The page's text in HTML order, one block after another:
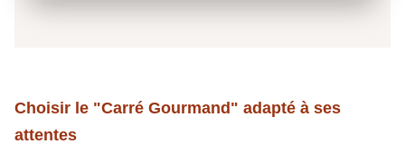
Choisir le "Carré Gourmand" adapté à ses
attentes